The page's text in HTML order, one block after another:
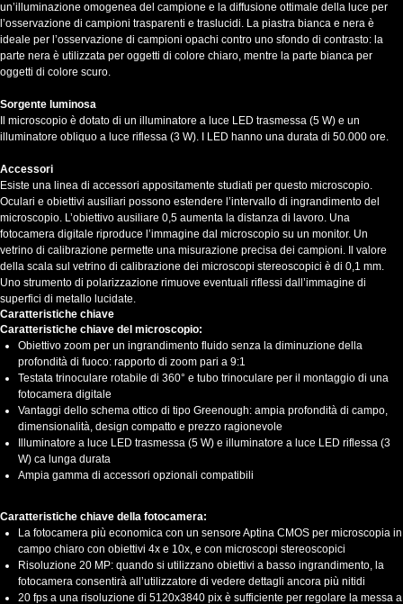
un’illuminazione omogenea del campione e la diffusione ottimale della luce per
l’osservazione di campioni trasparenti e traslucidi. La piastra bianca e nera è
ideale per l’osservazione di campioni opachi contro uno sfondo di contrasto: la
parte nera è utilizzata per oggetti di colore chiaro, mentre la parte bianca per
oggetti di colore scuro.
Sorgente luminosa
Il microscopio è dotato di un illuminatore a luce LED trasmessa (5 W) e un
illuminatore obliquo a luce riflessa (3 W). I LED hanno una durata di 50.000 ore.
Accessori
Esiste una linea di accessori appositamente studiati per questo microscopio.
Oculari e obiettivi ausiliari possono estendere l’intervallo di ingrandimento del
microscopio. L’obiettivo ausiliare 0,5 aumenta la distanza di lavoro. Una
fotocamera digitale riproduce l’immagine dal microscopio su un monitor. Un
vetrino di calibrazione permette una misurazione precisa dei campioni. Il valore
della scala sul vetrino di calibrazione dei microscopi stereoscopici è di 0,1 mm.
Uno strumento di polarizzazione rimuove eventuali riflessi dall’immagine di
superfici di metallo lucidate.
Caratteristiche chiave
Caratteristiche chiave del microscopio:
Obiettivo zoom per un ingrandimento fluido senza la diminuzione della
profondità di fuoco: rapporto di zoom pari a 9:1
Testata trinoculare rotabile di 360° e tubo trinoculare per il montaggio di una
fotocamera digitale
Vantaggi dello schema ottico di tipo Greenough: ampia profondità di campo,
dimensionalità, design compatto e prezzo ragionevole
Illuminatore a luce LED trasmessa (5 W) e illuminatore a luce LED riflessa (3
W) ca lunga durata
Ampia gamma di accessori opzionali compatibili
Caratteristiche chiave della fotocamera:
La fotocamera più economica con un sensore Aptina CMOS per microscopia in
campo chiaro con obiettivi 4x e 10x, e con microscopi stereoscopici
Risoluzione 20 MP: quando si utilizzano obiettivi a basso ingrandimento, la
fotocamera consentirà all’utilizzatore di vedere dettagli ancora più nitidi
20 fps a una risoluzione di 5120x3840 pix è sufficiente per regolare la messa a